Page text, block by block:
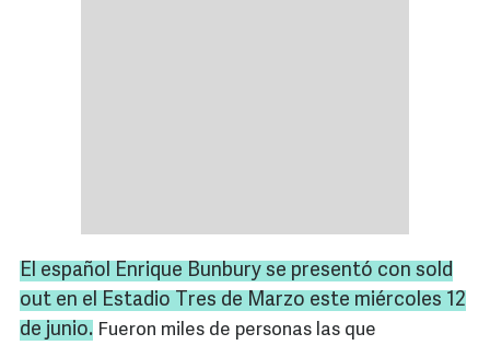
El español Enrique Bunbury se presentó con sold
out en el Estadio Tres de Marzo este miércoles 12
de junio. Fueron miles de personas las que